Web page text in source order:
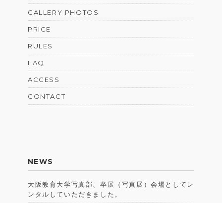
GALLERY PHOTOS
PRICE
RULES
FAQ
ACCESS
CONTACT
NEWS
大阪教育大学写真部、卒展（写真展）会場としてレ
ンタルしていただきました。